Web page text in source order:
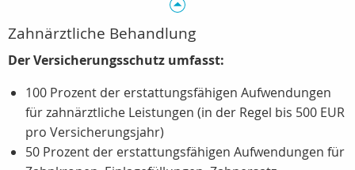
Zahnärztliche Behandlung
Der Versicherungsschutz umfasst:
100 Prozent der erstattungsfähigen Aufwendungen
für zahnärztliche Leistungen (in der Regel bis 500 EUR
pro Versicherungsjahr)
50 Prozent der erstattungsfähigen Aufwendungen für